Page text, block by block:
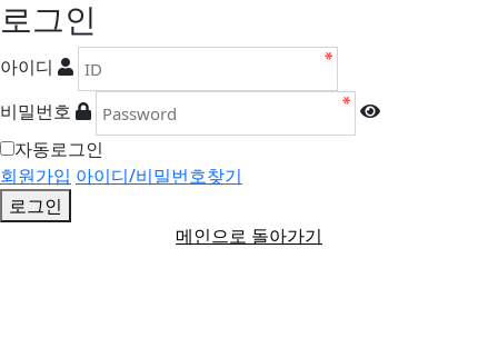
로그인
아이디
비밀번호
자동로그인
회원가입 아이디/비밀번호찾기
로그인
메인으로 돌아가기